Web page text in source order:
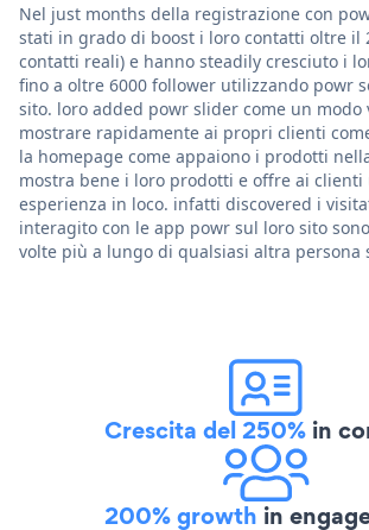
Nel just months della registrazione con
stati in grado di boost i loro contatti oltre il
contatti reali) e hanno steadily cresciuto i
fino a oltre 6000 follower utilizzando powr
sito. loro added powr slider come un modo
mostrare rapidamente ai propri clienti
la homepage come appaiono i prodotti
mostra bene i loro prodotti e offre ai clienti
esperienza in loco. infatti discovered i
interagito con le app powr sul loro sito
volte più a lungo di qualsiasi altra persona
Crescita del 250% in
200% growth in